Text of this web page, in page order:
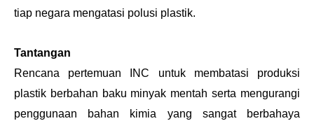
tiap negara mengatasi polusi plastik.
Tantangan
Rencana pertemuan INC untuk membatasi produksi
plastik berbahan baku minyak mentah serta mengurangi
penggunaan bahan kimia yang sangat berbahaya